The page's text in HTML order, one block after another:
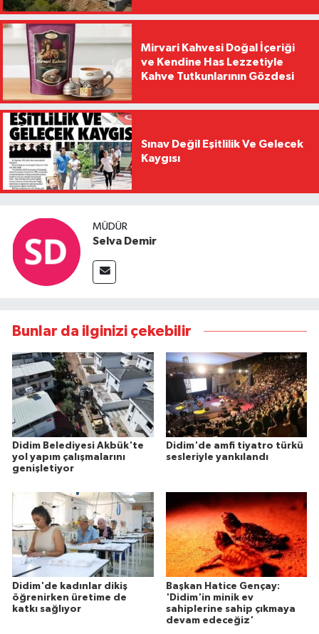
Mirvari Kahvesi Doğal İçeriği
ve Kendine Has Lezzetiyle
Kahve Tutkunlarının Gözdesi
Sınav Değil Eşitlilik Ve Gelecek
Kaygısı
MÜDÜR
Selva Demir
Bunlar da ilginizi çekebilir
Didim Belediyesi Akbük'te
yol yapım çalışmalarını
genişletiyor
Didim'de amfi tiyatro türkü
sesleriyle yankılandı
Didim'de kadınlar dikiş
öğrenirken üretime de
katkı sağlıyor
Başkan Hatice Gençay:
'Didim'in minik ev
sahiplerine sahip çıkmaya
devam edeceğiz'